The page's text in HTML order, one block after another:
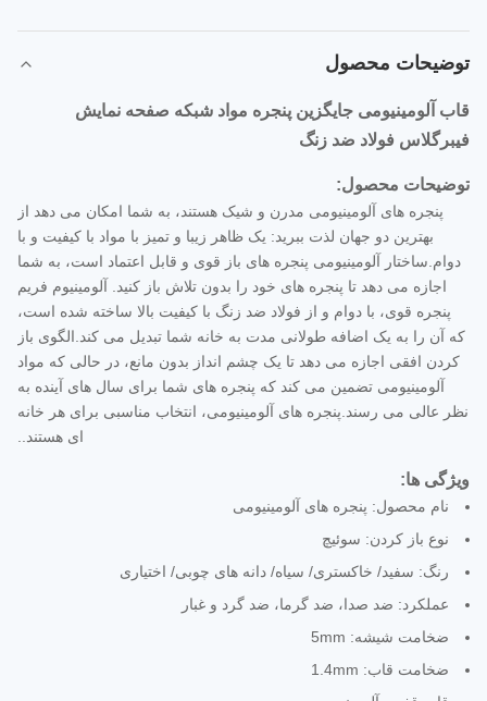
توضیحات محصول
قاب آلومینیومی جایگزین پنجره مواد شبکه صفحه نمایش
فیبرگلاس فولاد ضد زنگ
توضیحات محصول:
پنجره های آلومینیومی مدرن و شیک هستند، به شما امکان می دهد از
بهترین دو جهان لذت ببرید: یک ظاهر زیبا و تمیز با مواد با کیفیت و با
دوام.ساختار آلومینیومی پنجره های باز قوی و قابل اعتماد است، به شما
اجازه می دهد تا پنجره های خود را بدون تلاش باز کنید. آلومینیوم فریم
پنجره قوی، با دوام و از فولاد ضد زنگ با کیفیت بالا ساخته شده است،
که آن را به یک اضافه طولانی مدت به خانه شما تبدیل می کند.الگوی باز
کردن افقی اجازه می دهد تا یک چشم انداز بدون مانع، در حالی که مواد
آلومینیومی تضمین می کند که پنجره های شما برای سال های آینده به
نظر عالی می رسند.پنجره های آلومینیومی، انتخاب مناسبی برای هر خانه
ای هستند..
ویژگی ها:
نام محصول: پنجره های آلومینیومی
نوع باز کردن: سوئیچ
رنگ: سفید/ خاکستری/ سیاه/ دانه های چوبی/ اختیاری
عملکرد: ضد صدا، ضد گرما، ضد گرد و غبار
ضخامت شیشه: 5mm
ضخامت قاب: 1.4mm